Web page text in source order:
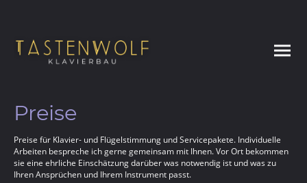
Preise
Preise für Klavier- und Flügelstimmung und Servicepakete. Individuelle
Arbeiten bespreche ich gerne gemeinsam mit Ihnen. Vor Ort bekommen
sie eine ehrliche Einschätzung darüber was notwendig ist und was zu
Ihren Ansprüchen und Ihrem Instrument passt.